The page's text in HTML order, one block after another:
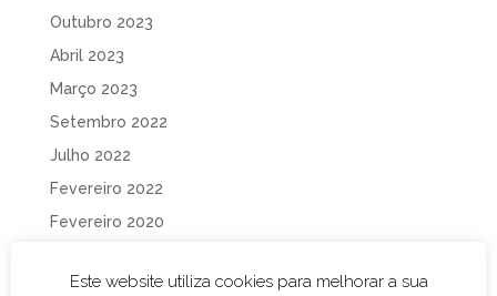
Outubro 2023
Abril 2023
Março 2023
Setembro 2022
Julho 2022
Fevereiro 2022
Fevereiro 2020
Este website utiliza cookies para melhorar a sua